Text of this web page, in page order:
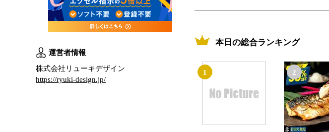
本日の総合ランキング
1 2
運営者情報
株式会社リューキデザイン
https://ryuki-design.jp/